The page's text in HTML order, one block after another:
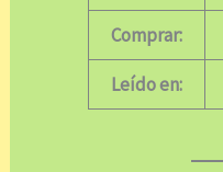
Comprar:
Leído en: